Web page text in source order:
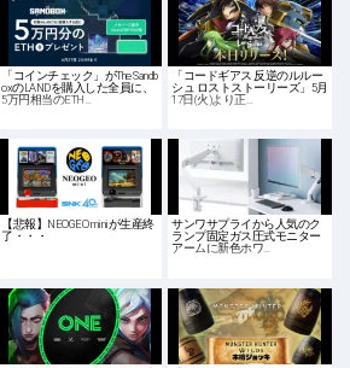
「コインチェック」がThe Sandb
oxのLANDを購入した全員に、
5万円相当のETH…
「コードギアス 反逆のルルー
シュ ロストストーリーズ」5月
17日(火)より正…
【悲報】NEOGEO miniが生産終
了・・・
サンワサプライから人気のク
ランプ固定ガス圧式モニター
アームに新色ホワ…